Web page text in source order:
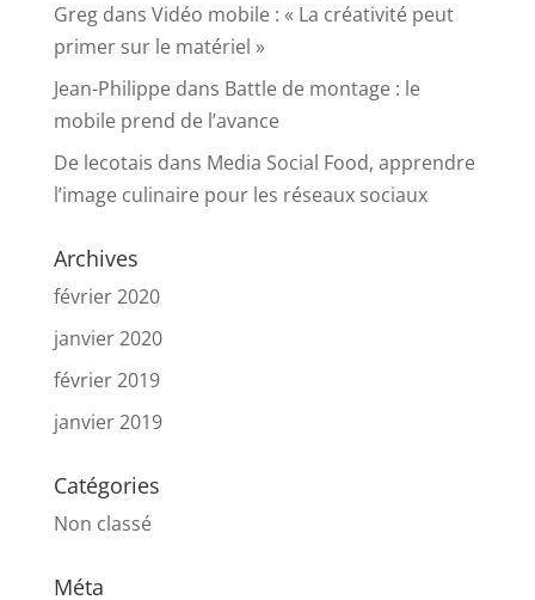
Gregdans Vidéo mobile : « La créativité peut
primer sur le matériel »
Jean-Philippedans Battle de montage : le
mobile prend de l’avance
De lecotais dans Media Social Food, apprendre
l’image culinaire pour les réseaux sociaux
Archives
février 2020
janvier 2020
février 2019
janvier 2019
Catégories
Non classé
Méta